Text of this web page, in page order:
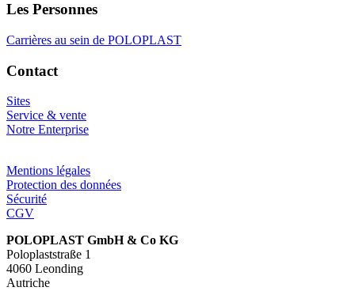
Les Personnes
Carrières au sein de POLOPLAST
Contact
Sites
Service & vente
Notre Enterprise
Mentions légales
Protection des données
Sécurité
CGV
POLOPLAST GmbH & Co KG
Poloplaststraße 1
4060 Leonding
Autriche